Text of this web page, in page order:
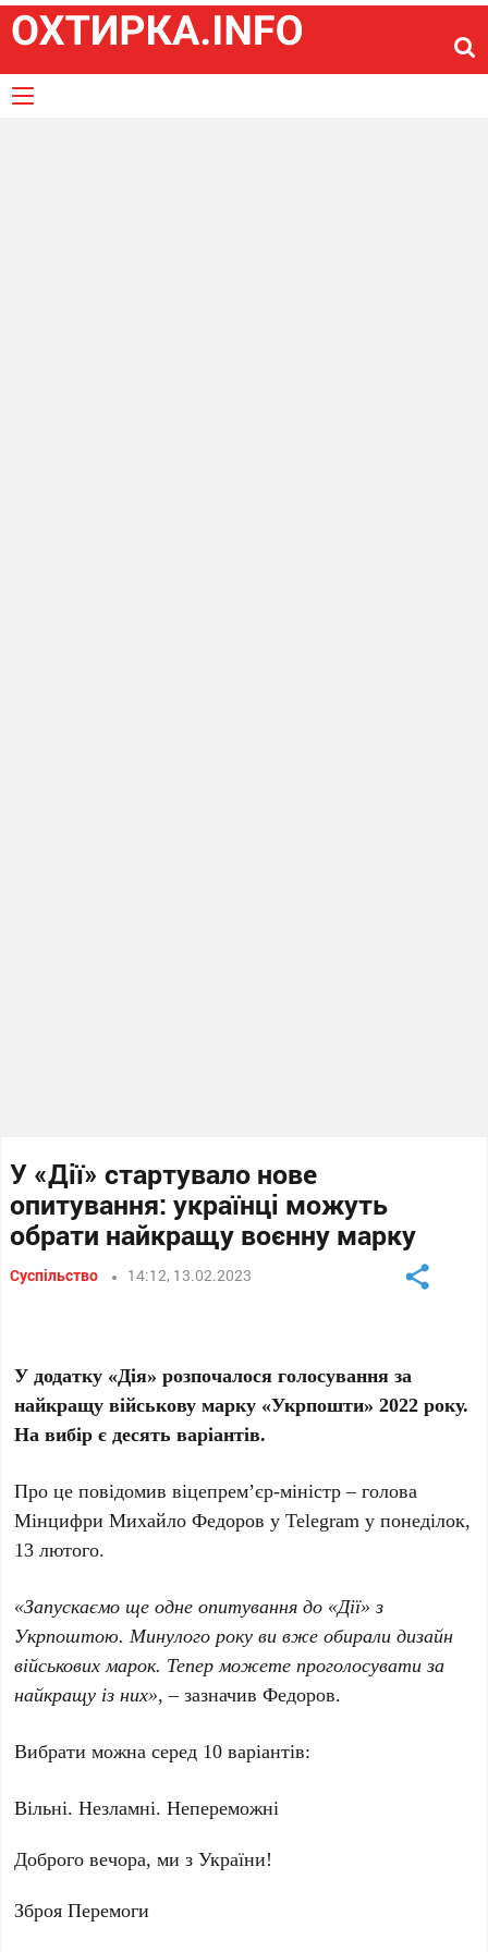
У «Дії» стартувало нове
опитування: українці можуть
обрати найкращу воєнну марку
Суспільство 14:12, 13.02.2023
У додатку «Дія» розпочалося голосування за
найкращу військову марку «Укрпошти» 2022 року.
На вибір є десять варіантів.
Про це повідомив віцепрем’єр-міністр – голова
Мінцифри Михайло Федоров у Telegram у понеділок,
13 лютого.
«Запускаємо ще одне опитування до «Дії» з
Укрпоштою. Минулого року ви вже обирали дизайн
військових марок. Тепер можете проголосувати за
найкращу із них», – зазначив Федоров.
Вибрати можна серед 10 варіантів:
Вільні. Незламні. Непереможні
Доброго вечора, ми з України!
Зброя Перемоги